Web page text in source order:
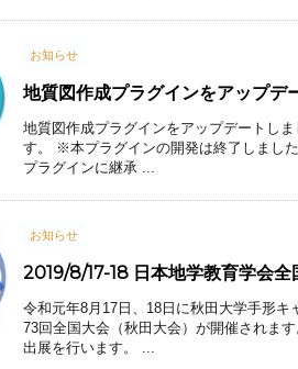
お知らせ
地質図作成プラグインをアップデ
地質図作成プラグインをアップデートし
す。 ※本プラグインの開発は終了しまし
プラグインに継承 ...
お知らせ
2019/8/17-18 日本地学教育学会
令和元年8月17日、18日に秋田大学手形
73回全国大会（秋田大会）が開催されま
出展を行います。 ...